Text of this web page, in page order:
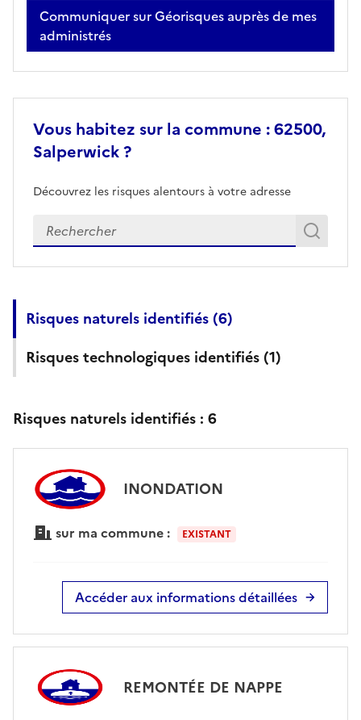
Communiquer sur Géorisques auprès de mes
administrés
Vous habitez sur la commune : 62500,
Salperwick ?
Découvrez les risques alentours à votre adresse
Veuillez renseigner votre adresse exacte
Risques naturels identifiés (6)
Risques technologiques identifiés (1)
Risques naturels identifiés : 6
INONDATION
sur ma commune : EXISTANT
Accéder aux informations détaillées
REMONTÉE DE NAPPE